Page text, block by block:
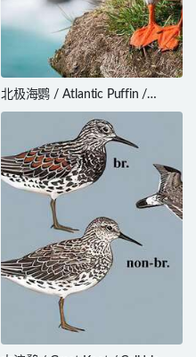
北极海鹦 / Atlantic Puffin /
Fratercula arctica